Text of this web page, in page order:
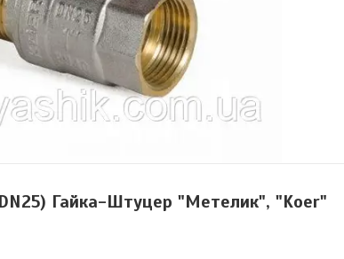
Гайка-Штуцер "Метелик", "Koer"